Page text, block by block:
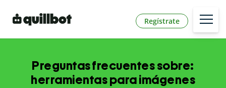
Regístrate
Preguntas frecuentes sobre:
herramientas para imágenes